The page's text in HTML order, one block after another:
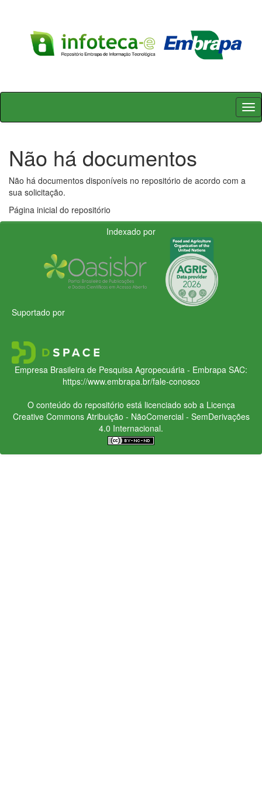
Skip
Não há documentos
Não há documentos disponíveis no repositório de acordo com a
sua solicitação.
Página inicial do repositório
Indexado por
Suportado por
Empresa Brasileira de Pesquisa Agropecuária - Embrapa SAC:
https://www.embrapa.br/fale-conosco
O conteúdo do repositório está licenciado sob a Licença
Creative CommonsAtribuição - NãoComercial - SemDerivações
4.0 Internacional.